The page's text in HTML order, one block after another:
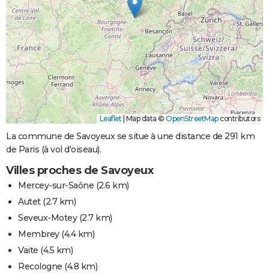
Leaflet| Map data © OpenStreetMapcontributors
La commune de Savoyeux se situe à une distance de 291 km
de Paris (à vol d'oiseau).
Villes proches de Savoyeux
Mercey-sur-Saône (2.6 km)
Autet(2.7 km)
Seveux-Motey(2.7 km)
Membrey(4.4 km)
Vaite (4.5 km)
Recologne (4.8 km)